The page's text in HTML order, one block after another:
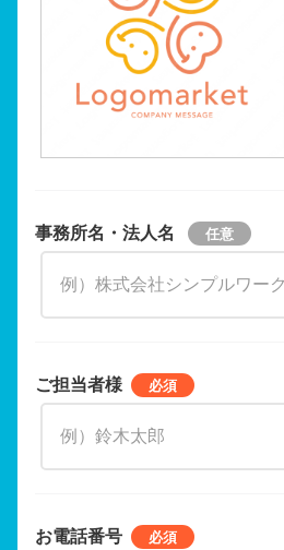
事務所名・法人名
ご担当者様
お電話番号